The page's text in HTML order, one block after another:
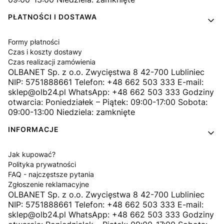
PŁATNOŚCI I DOSTAWA
Formy płatności
Czas i koszty dostawy
Czas realizacji zamówienia
OLBANET Sp. z o.o. Zwycięstwa 8 42-700 Lubliniec
NIP: 5751888661 Telefon: +48 662 503 333 E-mail:
sklep@olb24.pl WhatsApp: +48 662 503 333 Godziny
otwarcia: Poniedziałek – Piątek: 09:00-17:00 Sobota:
09:00-13:00 Niedziela: zamknięte
INFORMACJE
Jak kupować?
Polityka prywatności
FAQ - najczęstsze pytania
Zgłoszenie reklamacyjne
OLBANET Sp. z o.o. Zwycięstwa 8 42-700 Lubliniec
NIP: 5751888661 Telefon: +48 662 503 333 E-mail:
sklep@olb24.pl WhatsApp: +48 662 503 333 Godziny